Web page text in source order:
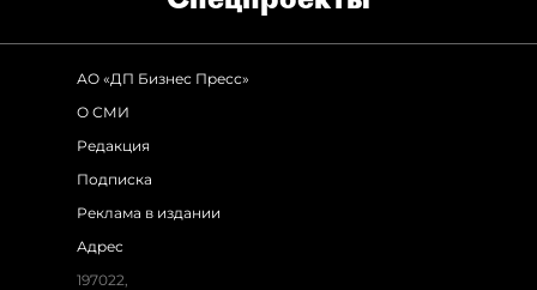
АО «ДП Бизнес Пресс»
О СМИ
Редакция
Подписка
Реклама в издании
Адрес
197022,